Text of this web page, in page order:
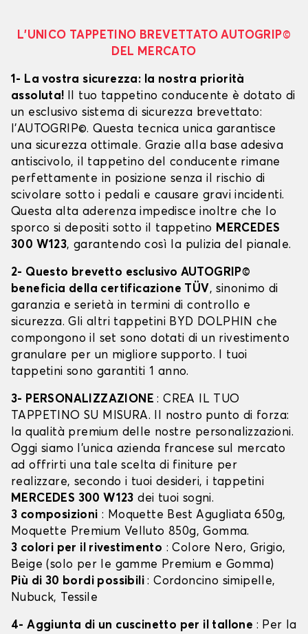
L’UNICO TAPPETINO BREVETTATO AUTOGRIP©
DEL MERCATO
1- La vostra sicurezza: la nostra priorità
assoluta! Il tuo tappetino conducente è dotato di
un esclusivo sistema di sicurezza brevettato:
l’AUTOGRIP©. Questa tecnica unica garantisce
una sicurezza ottimale. Grazie alla base adesiva
antiscivolo, il tappetino del conducente rimane
perfettamente in posizione senza il rischio di
scivolare sotto i pedali e causare gravi incidenti.
Questa alta aderenza impedisce inoltre che lo
sporco si depositi sotto il tappetino MERCEDES
300 W123, garantendo così la pulizia del pianale.
2- Questo brevetto esclusivo AUTOGRIP©
beneficia della certificazione TÜV, sinonimo di
garanzia e serietà in termini di controllo e
sicurezza. Gli altri tappetini BYD DOLPHIN che
compongono il set sono dotati di un rivestimento
granulare per un migliore supporto. I tuoi
tappetini sono garantiti 1 anno.
3- PERSONALIZZAZIONE: CREA IL TUO
TAPPETINO SU MISURA. Il nostro punto di forza:
la qualità premium delle nostre personalizzazioni.
Oggi siamo l’unica azienda francese sul mercato
ad offrirti una tale scelta di finiture per
realizzare, secondo i tuoi desideri, i tappetini
MERCEDES 300 W123 dei tuoi sogni.
3 composizioni : Moquette Best Agugliata 650g,
Moquette Premium Velluto 850g, Gomma.
3 colori per il rivestimento : Colore Nero, Grigio,
Beige (solo per le gamme Premium e Gomma)
Più di 30 bordi possibili: Cordoncino simipelle,
Nubuck, Tessile
4- Aggiunta di un cuscinetto per il tallone : Per la